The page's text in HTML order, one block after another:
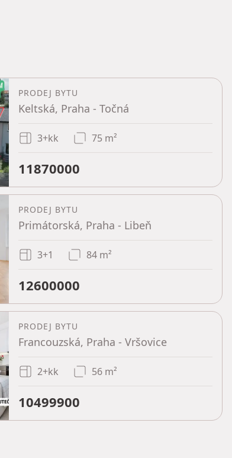
PRODEJ BYTU
Keltská, Praha - Točná
3+kk 75 m²
11870000
PRODEJ BYTU
Primátorská, Praha - Libeň
3+1 84 m²
12600000
PRODEJ BYTU
Francouzská, Praha - Vršovice
2+kk 56 m²
10499900